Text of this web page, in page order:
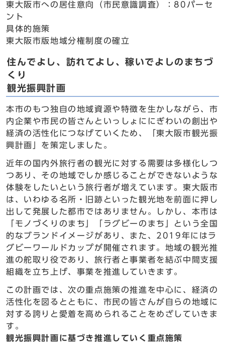
東大阪市への居住意向（市民意識調査）：80パーセ
ント
具体的施策
東大阪市版地域分権制度の確立
住んでよし、訪れてよし、稼いでよしのまちづ
くり
観光振興計画
本市のもつ独自の地域資源や特徴を生かしながら、市
内企業や市民の皆さんといっしょににぎわいの創出や
経済の活性化につなげていくため、「東大阪市観光振
興計画」を策定しました。
近年の国内外旅行者の観光に対する需要は多様化しつ
つあり、その地域でしか感じることができないような
体験をしたいという旅行者が増えています。東大阪市
は、いわゆる名所・旧跡といった観光地を前面に押し
出して発展した都市ではありません。しかし、本市は
「モノづくりのまち」「ラグビーのまち」という全国
的なブランドイメージがあり、また、2019年にはラ
グビーワールドカップが開催されます。地域の観光推
進の舵取り役であり、旅行者と事業者を結ぶ中間支援
組織を立ち上げ、事業を推進していきます。
この計画では、次の重点施策の推進を中心に、経済の
活性化を図るとともに、市民の皆さんが自らの地域に
対する誇りと愛着を高められることをめざしていきま
す。
観光振興計画に基づき推進していく重点施策